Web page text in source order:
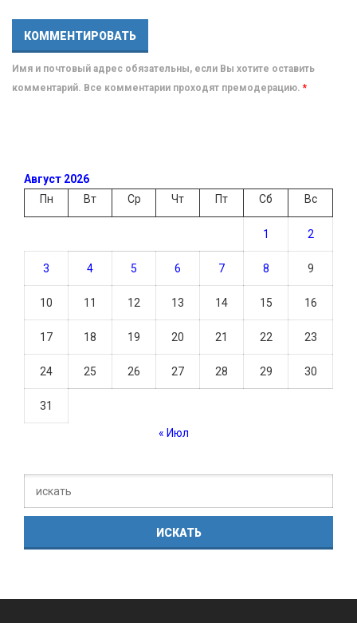
Имя и почтовый адрес обязательны, если Вы хотите оставить
комментарий. Все комментарии проходят премодерацию. *
Август 2026
Пн
Вт Ср Чт Пт Сб Вс
1 2
3 4 5 6 7 8 9
10 11 12 13 14 15 16
17 18 19 20 21 22 23
24 25 26 27 28 29 30
31
« Июл